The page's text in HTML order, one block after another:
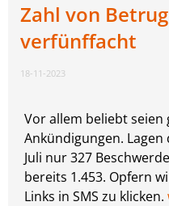
Zahl von
verfünffacht
18-11-2023
Vor allem beliebt seien
Ankündigungen.
Juli nur 327
bereits 1.453. Opfern
Links in SMS zu klicken.